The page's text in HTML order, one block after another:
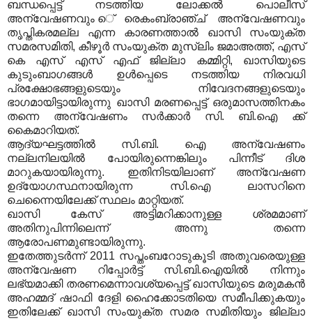
ബന്ധപ്പെട്ട് നടത്തിയ ലോക്കല്‍ പൊലീസ്
അന്വേഷണവും െ്രെകംബ്രാഞ്ച് അന്വേഷണവും
തൃപ്തികരമല്ല എന്ന കാരണത്താല്‍ ഖാസി സംയുക്ത
സമരസമിതി, കീഴൂര്‍ സംയുക്ത മുസ്‌ലിം ജമാഅത്ത്, എസ്
കെ എസ് എസ് എഫ് ജില്ലാ കമ്മിറ്റി, ഖാസിയുടെ
കുടുംബാഗങ്ങള്‍ ഉള്‍പ്പെടെ നടത്തിയ നിരവധി
പ്രക്ഷോഭങ്ങളുടെയും നിവേദനങ്ങളുടെയും
ഭാഗമായിട്ടായിരുന്നു ഖാസി മരണപ്പെട്ട് ഒരുമാസത്തിനകം
തന്നെ അന്വേഷണം സര്‍ക്കാര്‍ സി. ബി.ഐ ക്ക്
കൈമാറിയത്.
ആദ്യഘട്ടത്തില്‍ സി.ബി. ഐ അന്വേഷണം
നല്ലനിലയില്‍ പോയിരുന്നെങ്കിലും പിന്നീട് ദിശ
മാറുകയായിരുന്നു. ഇതിനിടയിലാണ് അന്വേഷണ
ഉദ്യോഗസ്ഥനായിരുന്ന സി.ഐ ലാസറിനെ
ചെന്നൈയിലേക്ക് സ്ഥലം മാറ്റിയത്.
ഖാസി കേസ് അട്ടിമറിക്കാനുള്ള ശ്രമമാണ്
അതിനുപിന്നിലെന്ന് അന്നു തന്നെ
ആരോപണമുണ്ടായിരുന്നു.
ഇതേത്തുടര്‍ന്ന് 2011 സപ്തംബറോടുകൂടി അതുവരെയുള്ള
അന്വേഷണ റിപ്പോര്‍ട്ട് സി.ബി.ഐയില്‍ നിന്നും
ലഭ്യമാക്കി തരണമെന്നാവശ്യപ്പെട്ട് ഖാസിയുടെ മരുമകന്‍
അഹമ്മദ് ഷാഫി ദേളി ഹൈക്കോടതിയെ സമീപിക്കുകയും
ഇതിലേക്ക് ഖാസി സംയുക്ത സമര സമിതിയും ജില്ലാ